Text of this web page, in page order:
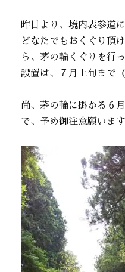
昨日より、境内表参道
どなたでもおくぐり頂
ら、茅の輪くぐりを行
設置は、７月上旬まで
尚、茅の輪に掛かる６
で、予め御注意願います